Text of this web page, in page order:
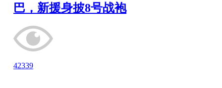
巴，新援身披8号战袍
42339